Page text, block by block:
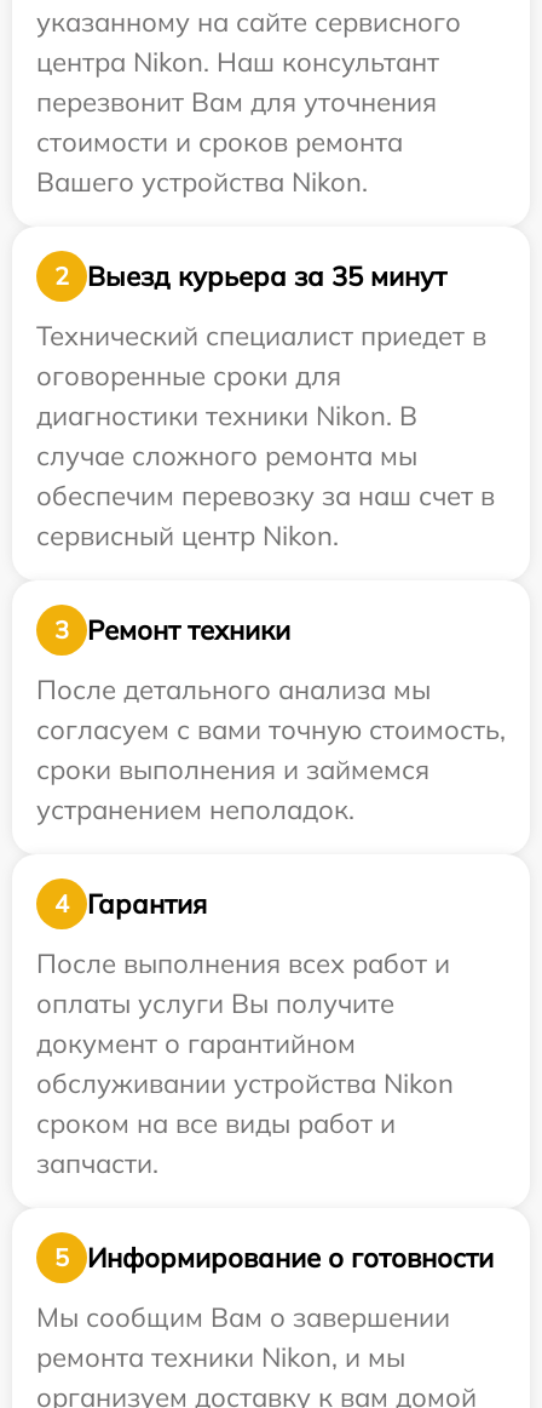
указанному на сайте сервисного
центра Nikon. Наш консультант
перезвонит Вам для уточнения
стоимости и сроков ремонта
Вашего устройства Nikon.
2
Выезд курьера за 35 минут
Технический специалист приедет в
оговоренные сроки для
диагностики техники Nikon. В
случае сложного ремонта мы
обеспечим перевозку за наш счет в
сервисный центр Nikon.
3
Ремонт техники
После детального анализа мы
согласуем с вами точную стоимость,
сроки выполнения и займемся
устранением неполадок.
4
Гарантия
После выполнения всех работ и
оплаты услуги Вы получите
документ о гарантийном
обслуживании устройства Nikon
сроком на все виды работ и
запчасти.
5
Информирование о готовности
Мы сообщим Вам о завершении
ремонта техники Nikon, и мы
организуем доставку к вам домой